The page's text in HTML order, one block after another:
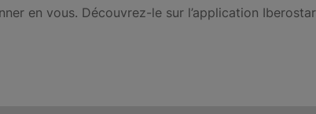
en vous. Découvrez-le sur l’application